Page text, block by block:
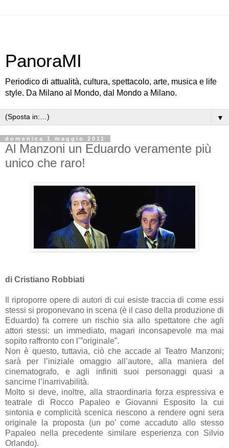
PanoraMI
Periodico di attualità, cultura, spettacolo, arte, musica e life
style. Da Milano al Mondo, dal Mondo a Milano.
▼
domenica 1 maggio 2011
Al Manzoni un Eduardo veramente più
unico che raro!
di Cristiano Robbiati
Il riproporre opere di autori di cui esiste traccia di come essi
stessi si proponevano in scena (è il caso della produzione di
Eduardo) fa correre un rischio sia allo spettatore che agli
attori stessi: un immediato, magari inconsapevole ma mai
sopito raffronto con l’”originale”.
Non è questo, tuttavia, ciò che accade al Teatro Manzoni;
sarà per l’iniziale omaggio all’autore, alla maniera del
cinematografo, e agli infiniti suoi personaggi quasi a
sancirne l’inarrivabilità.
Molto si deve, inoltre, alla straordinaria forza espressiva e
teatrale di Rocco Papaleo e Giovanni Esposito la cui
sintonia e complicità scenica riescono a rendere ogni sera
originale la proposta (un po’ come accaduto allo stesso
Papaleo nella precedente similare esperienza con Silvio
Orlando).